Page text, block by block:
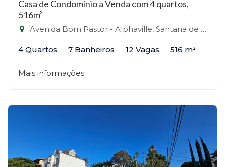
Casa de Condomínio à Venda com 4 quartos,
516m²
Avenida Bom Pastor - Alphaville, Santana de Parnaíba-SP
4 Quartos 7 Banheiros 12 Vagas 516 m²
Mais informações